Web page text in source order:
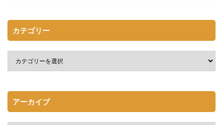
カテゴリー
アーカイブ